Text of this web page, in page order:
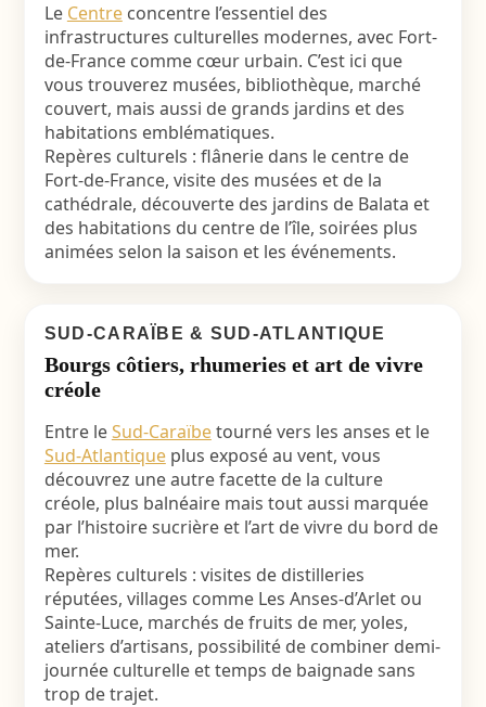
Le Centreconcentre l’essentiel des
infrastructures culturelles modernes, avec Fort-
de-France comme cœur urbain. C’est ici que
vous trouverez musées, bibliothèque, marché
couvert, mais aussi de grands jardins et des
habitations emblématiques.
Repères culturels : flânerie dans le centre de
Fort-de-France, visite des musées et de la
cathédrale, découverte des jardins de Balata et
des habitations du centre de l’île, soirées plus
animées selon la saison et les événements.
SUD-CARAÏBE & SUD-ATLANTIQUE
Bourgs côtiers, rhumeries et art de vivre
créole
Entre leSud-Caraïbetourné vers les anses et le
Sud-Atlantiqueplus exposé au vent, vous
découvrez une autre facette de la culture
créole, plus balnéaire mais tout aussi marquée
par l’histoire sucrière et l’art de vivre du bord de
mer.
Repères culturels : visites de distilleries
réputées, villages comme Les Anses-d’Arlet ou
Sainte-Luce, marchés de fruits de mer, yoles,
ateliers d’artisans, possibilité de combiner demi-
journée culturelle et temps de baignade sans
trop de trajet.